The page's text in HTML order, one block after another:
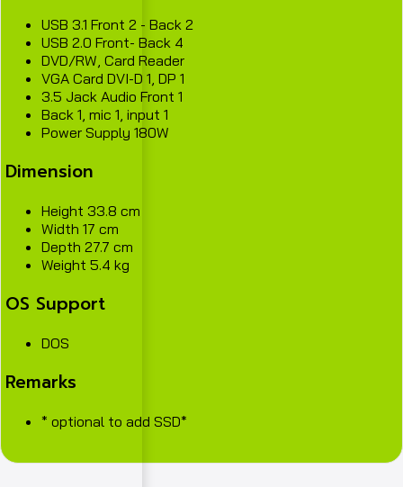
USB 3.1 Front 2 - Back 2
USB 2.0 Front- Back 4
DVD/RW, Card Reader
VGA Card DVI-D 1, DP 1
3.5 Jack Audio Front 1
Back 1, mic 1, input 1
Power Supply 180W
Dimension
Height 33.8 cm
Width 17 cm
Depth 27.7 cm
Weight 5.4 kg
OS Support
DOS
Remarks
* optional to add SSD*